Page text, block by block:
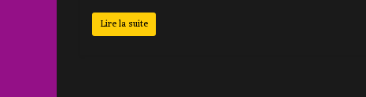
Lire la suite